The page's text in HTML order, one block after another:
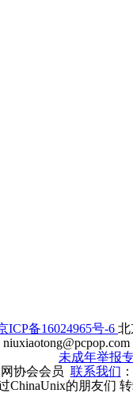
ICP备16024965号-6 北
未成年举报
协会会员 联系我们
ChinaUnix的朋友们